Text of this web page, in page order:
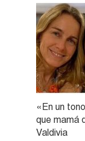
«En un
que mamá
Valdivia